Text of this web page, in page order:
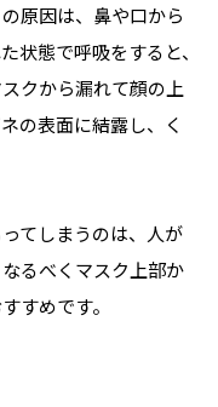
原因は、鼻や口から
状態で呼吸をすると、
クから漏れて顔の上
の表面に結露し、く
てしまうのは、人が
るべくマスク上部か
すめです。